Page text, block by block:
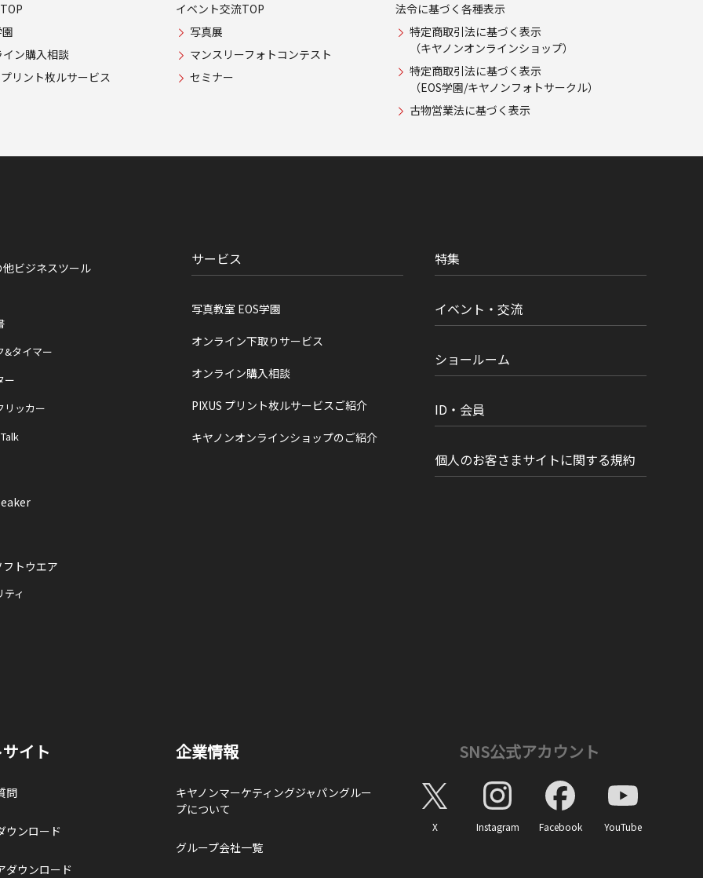
ン購入相談
リント枚ルサービス
イベント交流TOP
写真展
マンスリーフォトコンテスト
セミナー
法令に基づく各種表示
特定商取引法に基づく表示
（キヤノンオンラインショップ）
特定商取引法に基づく表示
（EOS学園/キヤノンフォトサークル）
古物営業法に基づく表示
ビジネスツール
&タイマー
ー
リッカー
トウエア
ィ
サービス
写真教室 EOS学園
オンライン下取りサービス
オンライン購入相談
PIXUS プリント枚ルサービスご紹介
キヤノンオンラインショップのご紹介
特集
イベント・交流
ショールーム
ID・会員
個人のお客さまサイトに関する規約
イト
問
ウンロード
ダウンロード
企業情報
キヤノンマーケティングジャパングルー
プについて
グループ会社一覧
SNS公式アカウント
X Instagram Facebook YouTube